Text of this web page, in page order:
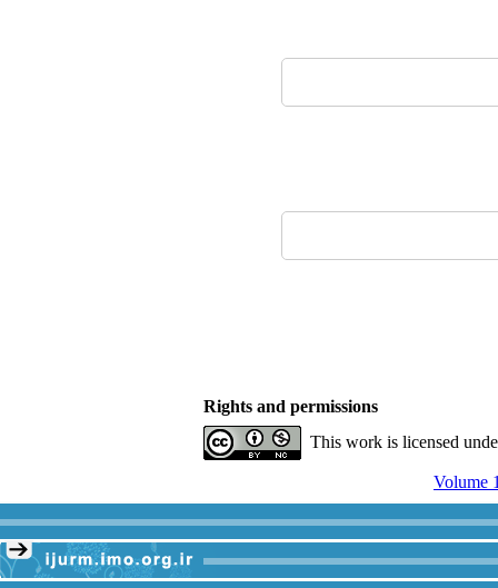
Rights and permissions
This work is licensed
Volume